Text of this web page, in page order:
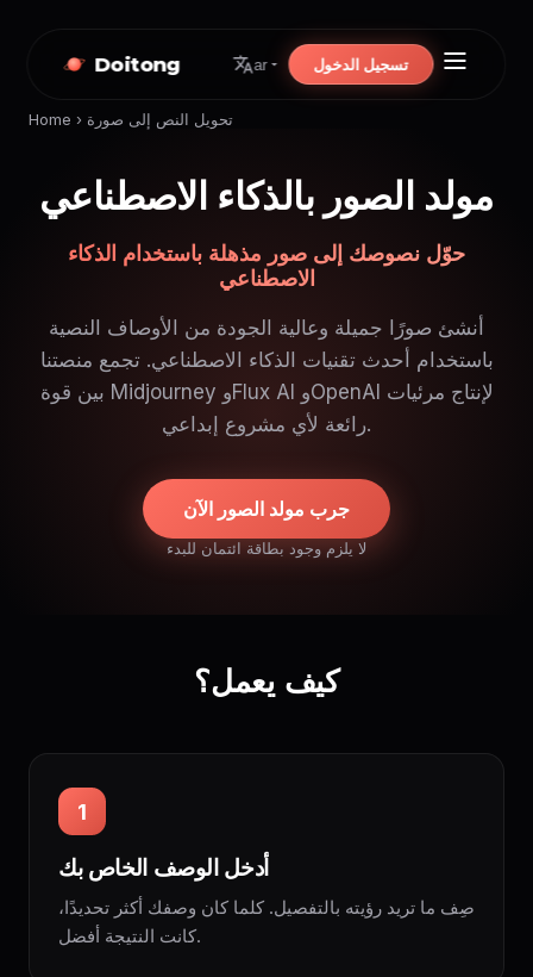
Doitong ar تسجيل الدخول
Home › تحويل النص إلى صورة
مولد الصور بالذكاء الاصطناعي
حوّل نصوصك إلى صور مذهلة باستخدام الذكاء
الاصطناعي
أنشئ صورًا جميلة وعالية الجودة من الأوصاف النصية
باستخدام أحدث تقنيات الذكاء الاصطناعي. تجمع منصتنا
بين قوة Midjourney وFlux AI وOpenAI لإنتاج مرئيات
رائعة لأي مشروع إبداعي.
جرب مولد الصور الآن
لا يلزم وجود بطاقة ائتمان للبدء
كيف يعمل؟
1
أدخل الوصف الخاص بك
صِف ما تريد رؤيته بالتفصيل. كلما كان وصفك أكثر تحديدًا،
كانت النتيجة أفضل.